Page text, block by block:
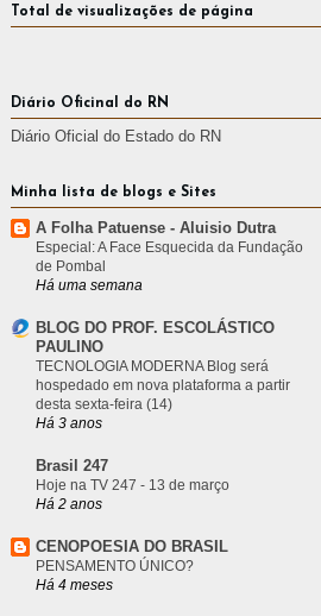
Total de visualizações de página
Diário Oficinal do RN
Diário Oficial do Estado do RN
Minha lista de blogs e Sites
A Folha Patuense - Aluisio Dutra
Especial: A Face Esquecida da Fundação
de Pombal
Há uma semana
BLOG DO PROF. ESCOLÁSTICO
PAULINO
TECNOLOGIA MODERNA Blog será
hospedado em nova plataforma a partir
desta sexta-feira (14)
Há 3 anos
Brasil 247
Hoje na TV 247 - 13 de março
Há 2 anos
CENOPOESIA DO BRASIL
PENSAMENTO ÚNICO?
Há 4 meses